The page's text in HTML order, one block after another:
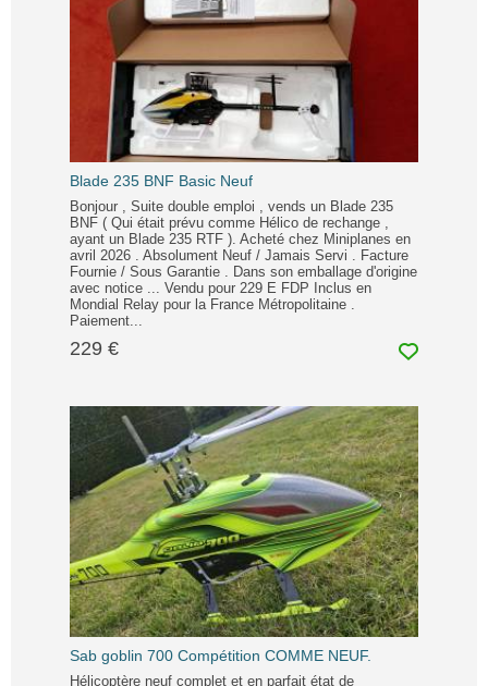
Blade 235 BNF Basic Neuf
Bonjour , Suite double emploi , vends un Blade 235
BNF ( Qui était prévu comme Hélico de rechange ,
ayant un Blade 235 RTF ). Acheté chez Miniplanes en
avril 2026 . Absolument Neuf / Jamais Servi . Facture
Fournie / Sous Garantie . Dans son emballage d'origine
avec notice ... Vendu pour 229 E FDP Inclus en
Mondial Relay pour la France Métropolitaine .
Paiement...
229 €
Sab goblin 700 Compétition COMME NEUF.
Hélicoptère neuf complet et en parfait état de